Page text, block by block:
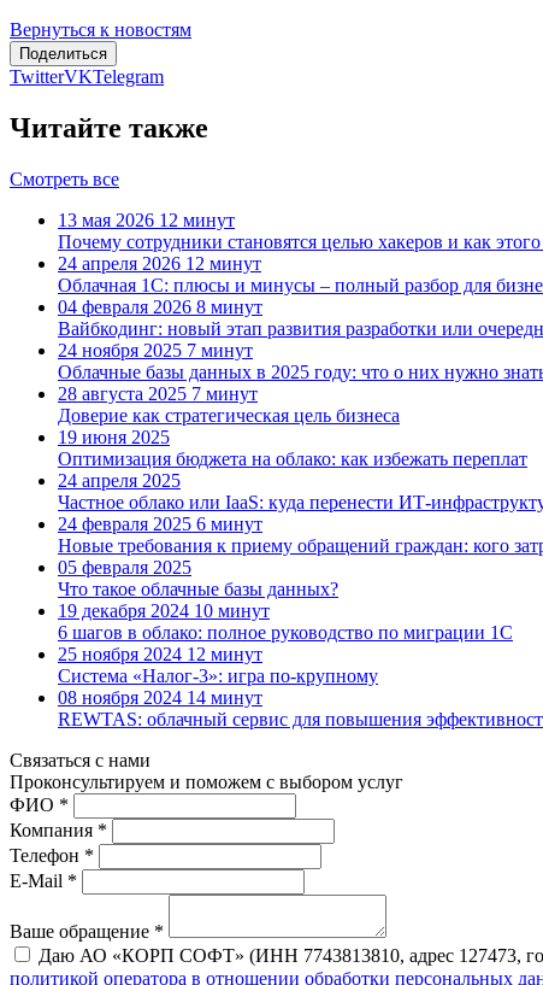
Вернуться к новостям
Поделиться
TwitterVKTelegram
Читайте также
Смотреть все
13 мая 2026 12 минут
Почему сотрудники становятся целью хакеров и как
24 апреля 2026 12 минут
Облачная 1С: плюсы и минусы – полный разбор для
04 февраля 2026 8 минут
Вайбкодинг: новый этап развития разработки или
24 ноября 2025 7 минут
Облачные базы данных в 2025 году: что о них нужно
28 августа 2025 7 минут
Доверие как стратегическая цель бизнеса
19 июня 2025
Оптимизация бюджета на облако: как избежать переплат
24 апреля 2025
Частное облако или IaaS: куда перенести ИТ-
24 февраля 2025 6 минут
Новые требования к приему обращений граждан: кого
05 февраля 2025
Что такое облачные базы данных?
19 декабря 2024 10 минут
6 шагов в облако: полное руководство по миграции 1С
25 ноября 2024 12 минут
Система «Налог-3»: игра по-крупному
08 ноября 2024 14 минут
REWTAS: облачный сервис для повышения
Связаться с нами
Проконсуль­тируем и поможем с выбором услуг
ФИО *
Компания *
Телефон *
E-Mail *
Ваше обращение *
Даю АО «КОРП СОФТ» (ИНН 7743813810, адрес 127473,
политикой оператора в отношении обработки персональных